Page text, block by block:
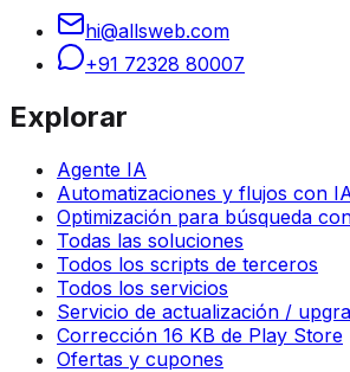
hi@allsweb.com
+91 72328 80007
Explorar
Agente IA
Automatizaciones y flujos con
Optimización para búsqueda
Todas las soluciones
Todos los scripts de terceros
Todos los servicios
Servicio de actualización /
Corrección 16 KB de Play Store
Ofertas y cupones